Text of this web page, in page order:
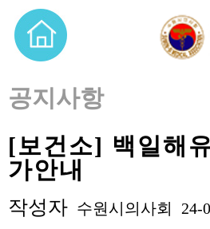
공지사항
[보건소] 백일해
가안내
작성자 수원시의사회 24-